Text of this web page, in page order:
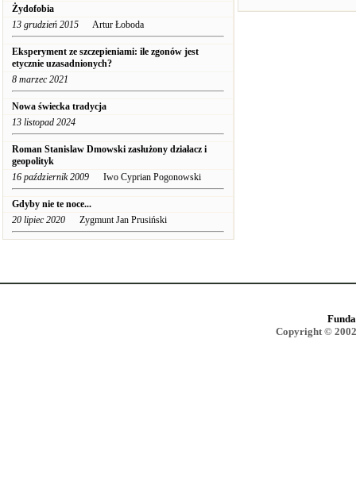
Żydofobia
13 grudzień 2015 Artur Łoboda
Eksperyment ze szczepieniami: ile zgonów jest
etycznie uzasadnionych?
8 marzec 2021
Nowa świecka tradycja
13 listopad 2024
Roman Stanislaw Dmowski zasłużony działacz i
geopolityk
16 październik 2009 Iwo Cyprian Pogonowski
Gdyby nie te noce...
20 lipiec 2020 Zygmunt Jan Prusiński
Copyright ©